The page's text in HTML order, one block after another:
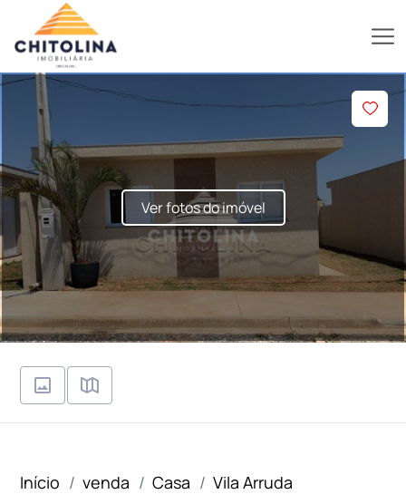
Ver fotos do imóvel
Início venda Casa Vila Arruda